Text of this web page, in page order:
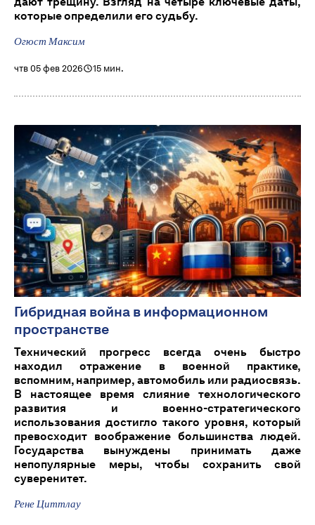
которые определили его судьбу.
Огюст Максим
чтв 05 фев 2026 15 мин.
Гибридная война в информационном
пространстве
Технический прогресс всегда очень быстро
находил отражение в военной практике,
вспомним, например, автомобиль или радиосвязь.
В настоящее время слияние технологического
развития и военно-стратегического
использования достигло такого уровня, который
превосходит воображение большинства людей.
Государства вынуждены принимать даже
непопулярные меры, чтобы сохранить свой
суверенитет.
Рене Циттлау